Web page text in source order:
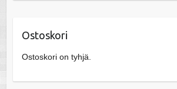
Ostoskori
Ostoskori on tyhjä.